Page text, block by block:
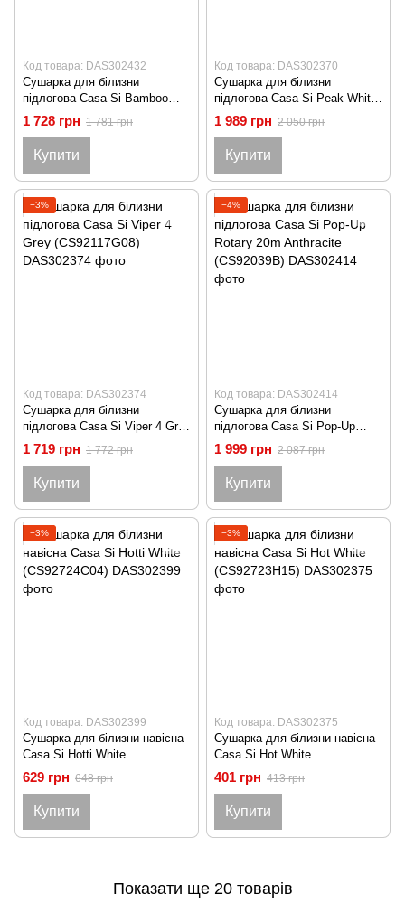
Код товара: DAS302432
Сушарка для білизни
підлогова Casa Si Bamboo
Dryer S Braun (CS92303W06)
1 728 грн 1 781 грн
Купити
Код товара: DAS302370
Сушарка для білизни
підлогова Casa Si Peak White
(CS92188H001)
1 989 грн 2 050 грн
Купити
−3%
Код товара: DAS302374
Сушарка для білизни
підлогова Casa Si Viper 4 Grey
(CS92117G08)
1 719 грн 1 772 грн
Купити
−4%
Код товара: DAS302414
Сушарка для білизни
підлогова Casa Si Pop-Up
Rotary 20m Anthracite
(CS92039B)
1 999 грн 2 087 грн
Купити
−3%
Код товара: DAS302399
Сушарка для білизни навісна
Casa Si Hotti White
(CS92724C04)
629 грн 648 грн
Купити
−3%
Код товара: DAS302375
Сушарка для білизни навісна
Casa Si Hot White
(CS92723H15)
401 грн 413 грн
Купити
Показати ще 20 товарів